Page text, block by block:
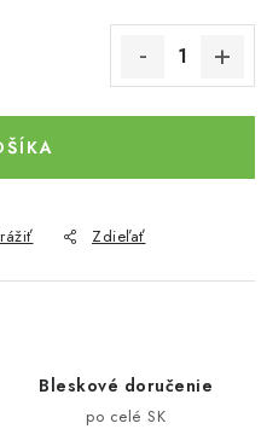
Zdieľať
Bleskové doručenie
po celé SK